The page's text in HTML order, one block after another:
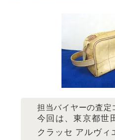
担当バイヤーの査定
今回は、東京都世
クラッセ アルヴィ